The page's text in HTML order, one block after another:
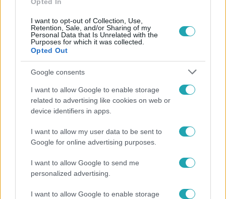
I want to opt-out of Collection, Use,
Retention, Sale, and/or Sharing of my
Personal Data that Is Unrelated with the
Purposes for which it was collected.
Opted Out
Google consents
I want to allow Google to enable storage
related to advertising like cookies on web or
device identifiers in apps.
I want to allow my user data to be sent to
Google for online advertising purposes.
I want to allow Google to send me
personalized advertising.
I want to allow Google to enable storage
GYILKOSSÁG
MEGRENDÍTŐ #VALLOMÁS #TÁRGYALÁS
Népszerű
14:09